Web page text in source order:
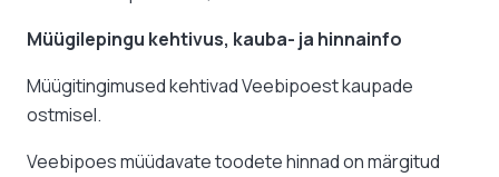
Müügilepingu kehtivus, kauba- ja hinnainfo
Müügitingimused kehtivad Veebipoest kaupade
ostmisel.
Veebipoes müüdavate toodete hinnad on märgitud